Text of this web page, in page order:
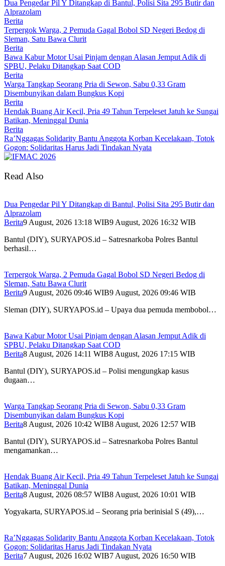
Dua Pengedar Pil Y Ditangkap di Bantul, Polisi Sita 295 Butir dan
Alprazolam
Berita
Terpergok Warga, 2 Pemuda Gagal Bobol SD Negeri Bedog di
Sleman, Satu Bawa Clurit
Berita
Bawa Kabur Motor Usai Pinjam dengan Alasan Jemput Adik di
SPBU, Pelaku Ditangkap Saat COD
Berita
Warga Tangkap Seorang Pria di Sewon, Sabu 0,33 Gram
Disembunyikan dalam Bungkus Kopi
Berita
Hendak Buang Air Kecil, Pria 49 Tahun Terpeleset Jatuh ke Sungai
Batikan, Meninggal Dunia
Berita
Ra’Nggagas Solidarity Bantu Anggota Korban Kecelakaan, Totok
Gogon: Solidaritas Harus Jadi Tindakan Nyata
Read Also
Dua Pengedar Pil Y Ditangkap di Bantul, Polisi Sita 295 Butir dan
Alprazolam
Berita9 August, 2026 13:18 WIB9 August, 2026 16:32 WIB
Bantul (DIY), SURYAPOS.id – Satresnarkoba Polres Bantul
berhasil…
Terpergok Warga, 2 Pemuda Gagal Bobol SD Negeri Bedog di
Sleman, Satu Bawa Clurit
Berita9 August, 2026 09:46 WIB9 August, 2026 09:46 WIB
Sleman (DIY), SURYAPOS.id – Upaya dua pemuda membobol…
Bawa Kabur Motor Usai Pinjam dengan Alasan Jemput Adik di
SPBU, Pelaku Ditangkap Saat COD
Berita8 August, 2026 14:11 WIB8 August, 2026 17:15 WIB
Bantul (DIY), SURYAPOS.id – Polisi mengungkap kasus
dugaan…
Warga Tangkap Seorang Pria di Sewon, Sabu 0,33 Gram
Disembunyikan dalam Bungkus Kopi
Berita8 August, 2026 10:42 WIB8 August, 2026 12:57 WIB
Bantul (DIY), SURYAPOS.id – Satresnarkoba Polres Bantul
mengamankan…
Hendak Buang Air Kecil, Pria 49 Tahun Terpeleset Jatuh ke Sungai
Batikan, Meninggal Dunia
Berita8 August, 2026 08:57 WIB8 August, 2026 10:01 WIB
Yogyakarta, SURYAPOS.id – Seorang pria berinisial S (49),…
Ra’Nggagas Solidarity Bantu Anggota Korban Kecelakaan, Totok
Gogon: Solidaritas Harus Jadi Tindakan Nyata
Berita7 August, 2026 16:02 WIB7 August, 2026 16:50 WIB